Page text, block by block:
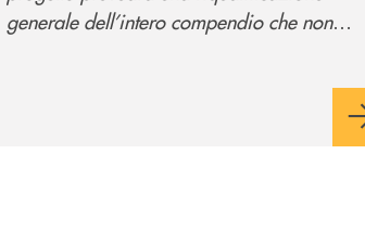
e al servizio della
generale dell’intero compendio che non